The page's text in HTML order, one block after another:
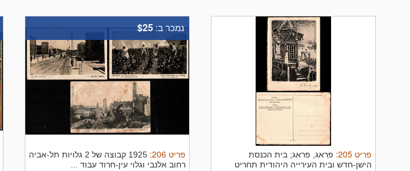
פריט 205
: פראג, פראג; בית הכנסת
הישן-חדש ובית העירייה היהודית תחריט
נמכר ב:$25
פריט 206
:
1925 קבוצה של 2 גלויות תל-אביה
רחוב אלנבי וגלוי עין-חרוד עבוד ...